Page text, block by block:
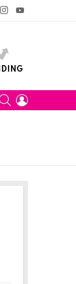
instagram
SEARCH